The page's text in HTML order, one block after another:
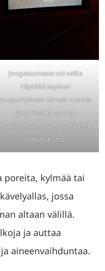
Joogasaunassa voi valita
näytöltä sopivan
joogaohjelman tai vain nauttia
lämmöstä ja saunan
suolaseinän tervehdyttävistä
vaikutuksista.
poreita, kylmää tai
jossa
altaan välillä.
ja auttaa
aineenvaihduntaa.